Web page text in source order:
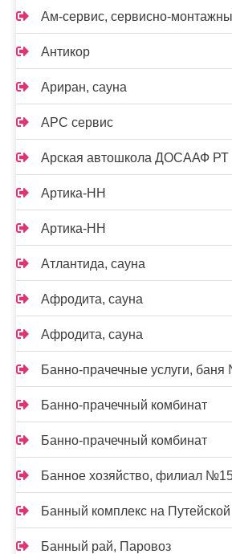
Ам-сервис, сервисно-
Антикор
Ариран, сауна
АРС сервис
Арская автошкола ДОСААФ РТ
Артика-НН
Артика-НН
Атлантида, сауна
Афродита, сауна
Афродита, сауна
Банно-прачечные услуги,
Банно-прачечный комбинат
Банно-прачечный комбинат
Банное хозяйство, филиал
Банный комплекс на Путейской
Банный рай, Паровоз